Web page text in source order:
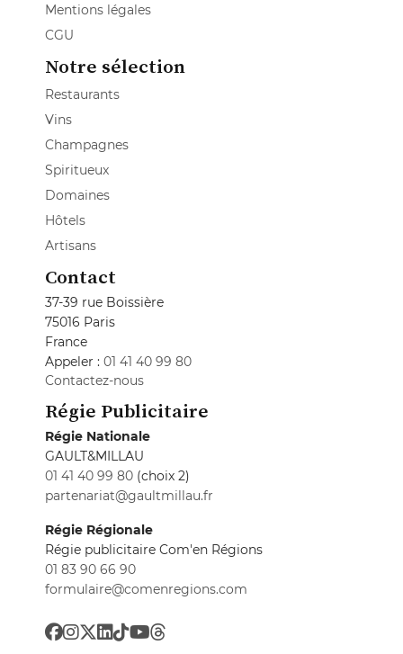
Mentions légales
CGU
Notre sélection
Restaurants
Vins
Champagnes
Spiritueux
Domaines
Hôtels
Artisans
Contact
37-39 rue Boissière
75016 Paris
France
Appeler : 01 41 40 99 80
Contactez-nous
Régie Publicitaire
Régie Nationale
GAULT&MILLAU
01 41 40 99 80 (choix 2)
partenariat@gaultmillau.fr
Régie Régionale
Régie publicitaire Com'en Régions
01 83 90 66 90
formulaire@comenregions.com